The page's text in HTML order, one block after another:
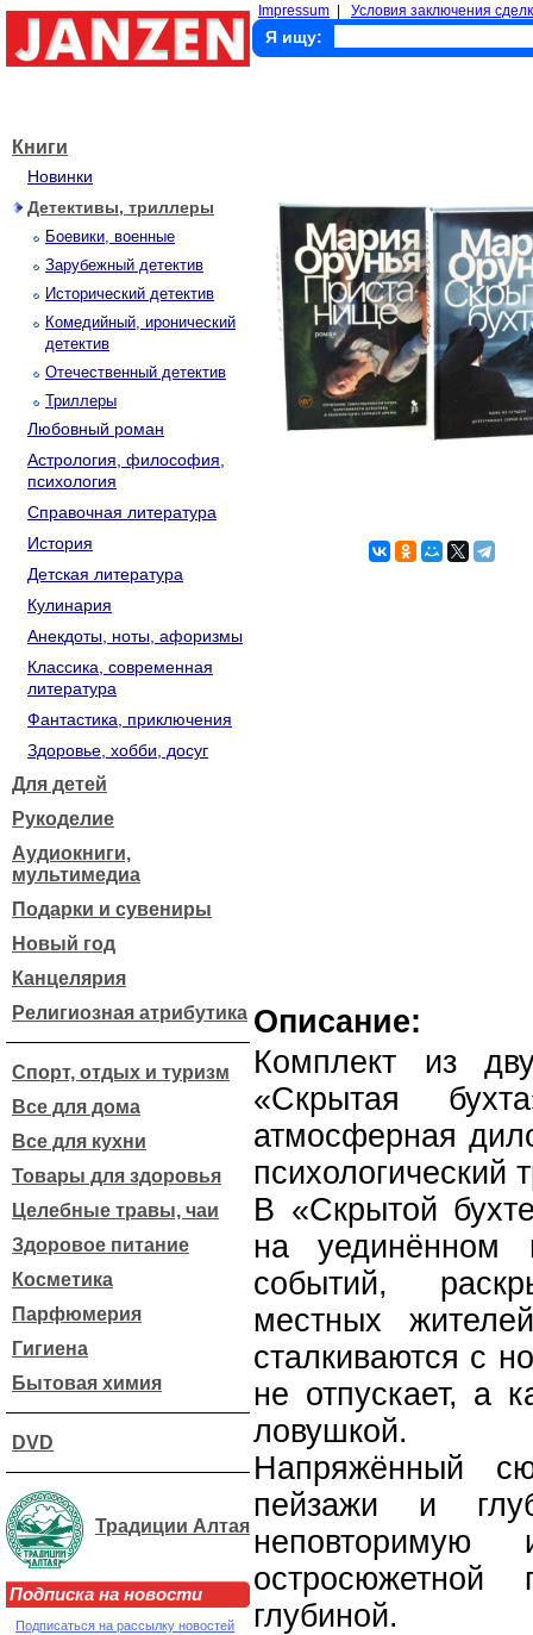
Impressum Условия заключения
Я ищу:
Книги
Новинки
Детективы, триллеры
Боевики, военные
Зарубежный детектив
Исторический детектив
Комедийный, иронический
детектив
Отечественный детектив
Триллеры
Любовный роман
Астрология, философия,
психология
Справочная литература
История
Детская литература
Кулинария
Анекдоты, ноты, афоризмы
Классика, современная
литература
Фантастика, приключения
Здоровье, хобби, досуг
Для детей
Рукоделие
Аудиокниги,
мультимедиа
Подарки и сувениры
Новый год
Канцелярия
Религиозная атрибутика
Спорт, отдых и туризм
Все для дома
Все для кухни
Товары для здоровья
Целебные травы, чаи
Здоровое питание
Косметика
Парфюмерия
Гигиена
Бытовая химия
DVD
Традиции Алтая
Подписка на новости
Подписаться на рассылку новостей
Описание:
Комплект из
«Скрытая
атмосферная
психологический
В «Скрытой
на уединённом
событий,
местных
сталкиваются с
не отпускает, а
ловушкой.
Напряжённый
пейзажи и
неповторимую
остросюжетной
глубиной.